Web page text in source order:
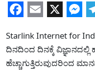
Facebook
Email
X
Starlink Internet for
ದಿನದಿಂದ ದಿನಕ್ಕೆ
ಹೆಚ್ಚಾಗುತ್ತಿರುವುದರಿಂದ